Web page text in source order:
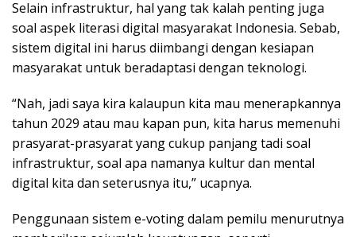
Selain infrastruktur, hal yang tak kalah penting juga
soal aspek literasi digital masyarakat Indonesia. Sebab,
sistem digital ini harus diimbangi dengan kesiapan
masyarakat untuk beradaptasi dengan teknologi.
“Nah, jadi saya kira kalaupun kita mau menerapkannya
tahun 2029 atau mau kapan pun, kita harus memenuhi
prasyarat-prasyarat yang cukup panjang tadi soal
infrastruktur, soal apa namanya kultur dan mental
digital kita dan seterusnya itu,” ucapnya.
Penggunaan sistem e-voting dalam pemilu menurutnya